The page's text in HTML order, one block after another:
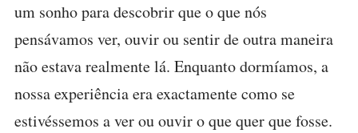
um sonho para descobrir que o que nós
pensávamos ver, ouvir ou sentir de outra maneira
não estava realmente lá. Enquanto dormíamos, a
nossa experiência era exactamente como se
estivéssemos a ver ou ouvir o que quer que fosse.